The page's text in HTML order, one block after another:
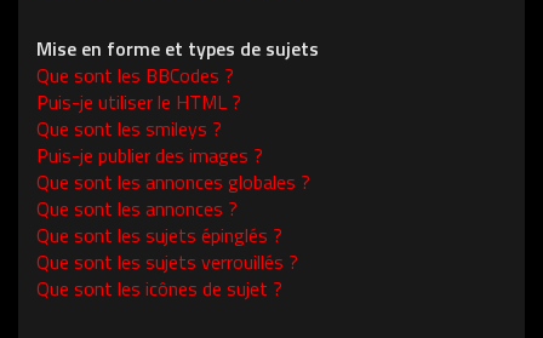
Mise en forme et types de sujets
Que sont les BBCodes ?
Puis-je utiliser le HTML ?
Que sont les smileys ?
Puis-je publier des images ?
Que sont les annonces globales ?
Que sont les annonces ?
Que sont les sujets épinglés ?
Que sont les sujets verrouillés ?
Que sont les icônes de sujet ?